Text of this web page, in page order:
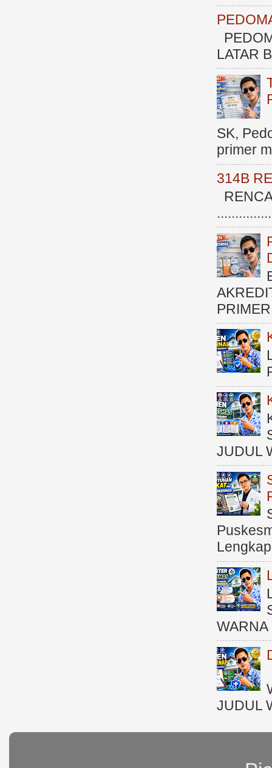
LATAR
SK,
primer
314B
JUDUL
JUDUL